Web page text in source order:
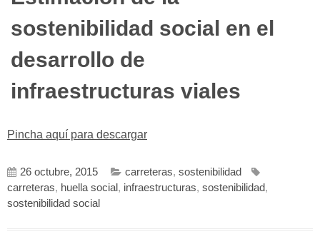
sostenibilidad social en el
desarrollo de
infraestructuras viales
Pincha aquí para descargar
26 octubre, 2015 carreteras, sostenibilidad
carreteras, huella social , infraestructuras, sostenibilidad,
sostenibilidad social